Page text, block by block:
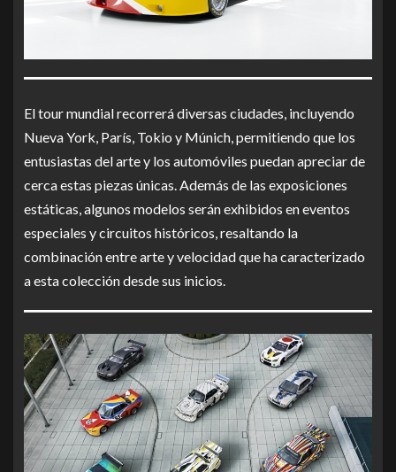
El tour mundial recorrerá diversas ciudades, incluyendo
Nueva York, París, Tokio y Múnich, permitiendo que los
entusiastas del arte y los automóviles puedan apreciar de
cerca estas piezas únicas. Además de las exposiciones
estáticas, algunos modelos serán exhibidos en eventos
especiales y circuitos históricos, resaltando la
combinación entre arte y velocidad que ha caracterizado
a esta colección desde sus inicios.